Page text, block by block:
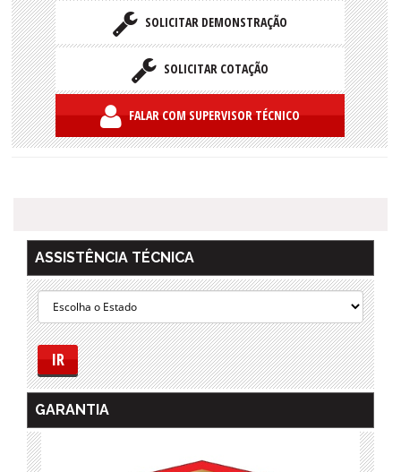
SOLICITAR DEMONSTRAÇÃO
SOLICITAR COTAÇÃO
FALAR COM SUPERVISOR TÉCNICO
ASSISTÊNCIA TÉCNICA
IR
GARANTIA